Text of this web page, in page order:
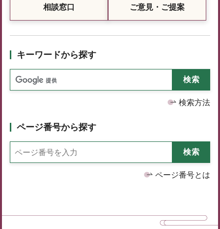
相談窓口 ご意見・ご提案
キーワードから探す
検索方法
ページ番号から探す
ページ番号とは